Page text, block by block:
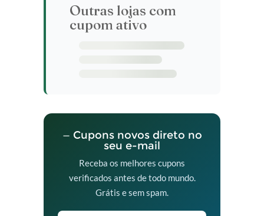
Outras lojas com
cupom ativo
— Cupons novos direto no
seu e-mail
Receba os melhores cupons
verificados antes de todo mundo.
Grátis e sem spam.